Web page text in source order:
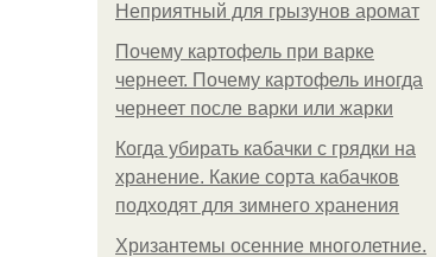
Неприятный для грызунов аромат
Почему картофель при варке
чернеет. Почему картофель иногда
чернеет после варки или жарки
Когда убирать кабачки с грядки на
хранение. Какие сорта кабачков
подходят для зимнего хранения
Хризантемы осенние многолетние.